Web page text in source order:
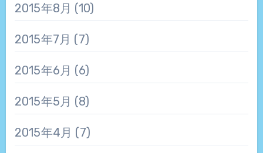
2015年8月 (10)
2015年7月 (7)
2015年6月 (6)
2015年5月 (8)
2015年4月 (7)